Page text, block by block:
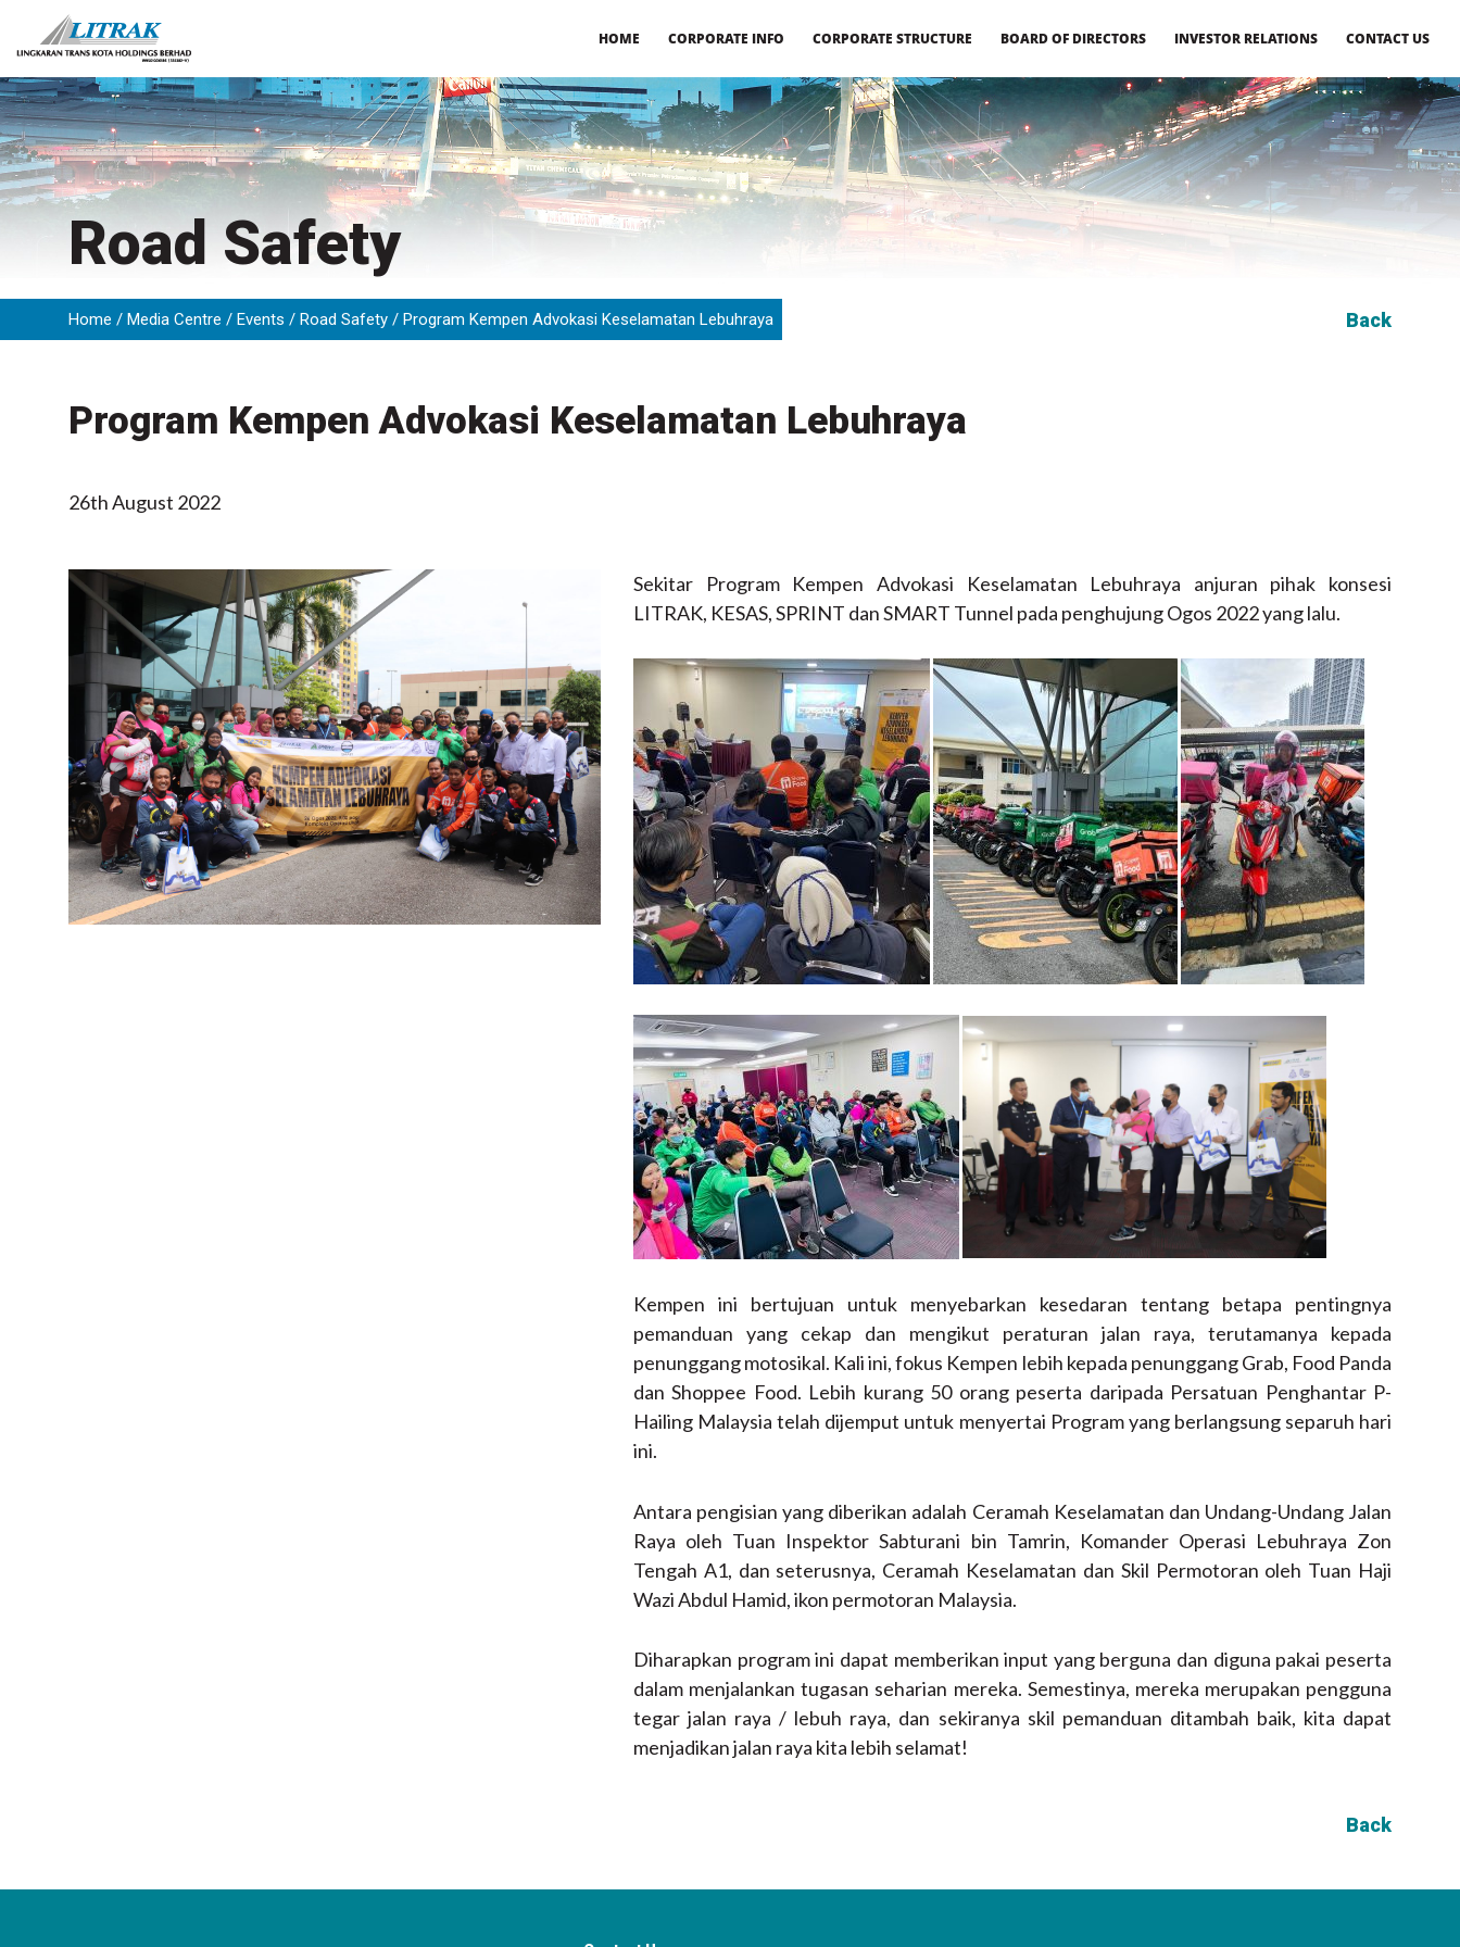
content
HOME CORPORATE INFO CORPORATE STRUCTURE BOARD OF DIRECTORS INVESTOR RELATIONS CONTACT US
Road Safety
Home Media Centre Events Road Safety Program Kempen Advokasi Keselamatan Lebuhraya Back
Program Kempen Advokasi Keselamatan Lebuhraya
26th August 2022
Sekitar Program Kempen Advokasi Keselamatan Lebuhraya anjuran pihak konsesi
LITRAK, KESAS, SPRINT dan SMART Tunnel pada penghujung Ogos 2022 yang lalu.
Kempen ini bertujuan untuk menyebarkan kesedaran tentang betapa pentingnya
pemanduan yang cekap dan mengikut peraturan jalan raya, terutamanya kepada
penunggang motosikal. Kali ini, fokus Kempen lebih kepada penunggang Grab, Food Panda
dan Shoppee Food. Lebih kurang 50 orang peserta daripada Persatuan Penghantar P-
Hailing Malaysia telah dijemput untuk menyertai Program yang berlangsung separuh hari
ini.
Antara pengisian yang diberikan adalah Ceramah Keselamatan dan Undang-Undang Jalan
Raya oleh Tuan Inspektor Sabturani bin Tamrin, Komander Operasi Lebuhraya Zon
Tengah A1, dan seterusnya, Ceramah Keselamatan dan Skil Permotoran oleh Tuan Haji
Wazi Abdul Hamid, ikon permotoran Malaysia.
Diharapkan program ini dapat memberikan input yang berguna dan diguna pakai peserta
dalam menjalankan tugasan seharian mereka. Semestinya, mereka merupakan pengguna
tegar jalan raya / lebuh raya, dan sekiranya skil pemanduan ditambah baik, kita dapat
menjadikan jalan raya kita lebih selamat!
Back